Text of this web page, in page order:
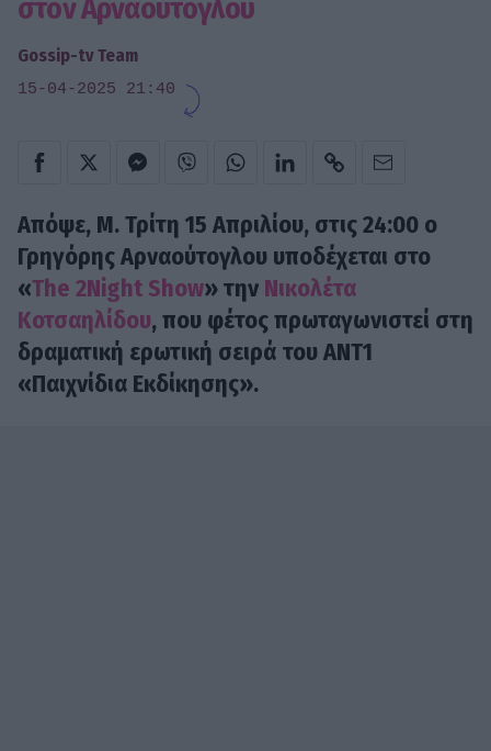
στον Αρναούτογλου
Gossip-tv Team
15-04-2025 21:40
Απόψε, Μ. Τρίτη 15 Απριλίου, στις 24:00 o
Γρηγόρης Αρναούτογλου υποδέχεται στο
«The 2Night Show» την Νικολέτα
Κοτσαηλίδου, που φέτος πρωταγωνιστεί στη
δραματική ερωτική σειρά του ΑΝΤ1
«Παιχνίδια Εκδίκησης».